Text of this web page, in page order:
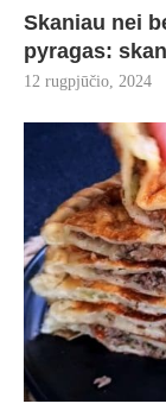
Skaniau nei
pyragas:
12 rugpjūčio, 2024